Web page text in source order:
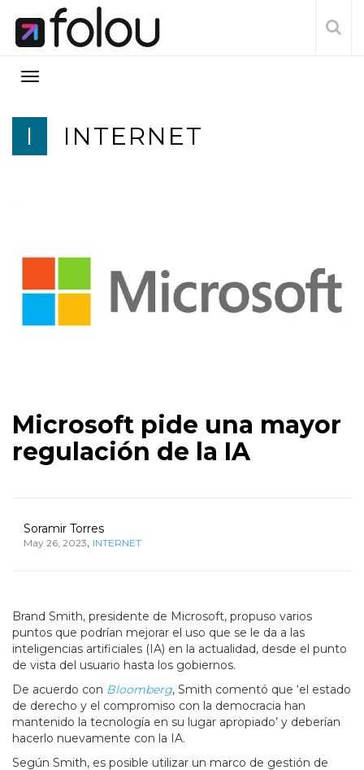
I INTERNET
Microsoft pide una mayor
regulación de la IA
Soramir Torres
May 26, 2023, INTERNET
Brand Smith, presidente de Microsoft, propuso varios
puntos que podrían mejorar el uso que se le da a las
inteligencias artificiales (IA) en la actualidad, desde el punto
de vista del usuario hasta los gobiernos.
De acuerdo con Bloomberg, Smith comentó que ‘el estado
de derecho y el compromiso con la democracia han
mantenido la tecnología en su lugar apropiado’ y deberían
hacerlo nuevamente con la IA.
Según Smith, es posible utilizar un marco de gestión de